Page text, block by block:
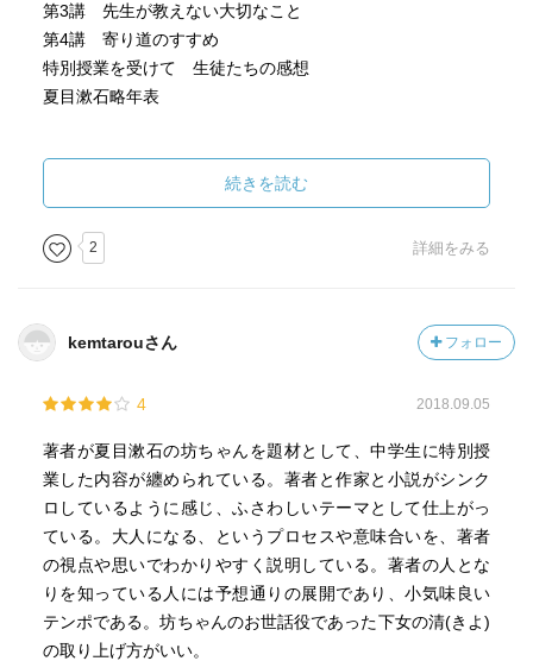
第3講 先生が教えない大切なこと
第4講 寄り道のすすめ
特別授業を受けて 生徒たちの感想
夏目漱石略年表
いつの頃からか、「読み聞かせをすれば賢くなる」「読書
をすれば賢くなる」と勘違いする親が増えてきた。
●本ばかり(6頁)
私は本が好きだったが、「本ばかり読むな」「本を読むと
●読書が(7頁)
読書が人生を変えることもある。
インの『引き裂かれた自己』だった。
●『坊っちゃん』(32頁)
『坊っちゃん』は、子どもが大人になっていくある種の過
程です。その過程は松山の中学校を舞台に、教員の世界と
して描かれている。その裏に流れているのは、大人になっ
て日本の世間とどう折り合うか、すでに折り合って生きて
いる人をどう見たらいいのかということです。
●大人になる(43頁)
「自分で考えるしかない」
続きを読む
2 詳細をみる
kemtarouさん フォロー
4 2018.09.05
著者が夏目漱石の坊ちゃんを題材として、中学生に特別授
業した内容が纏められている。著者と作家と小説がシンク
ロしているように感じ、ふさわしいテーマとして仕上がっ
ている。大人になる、というプロセスや意味合いを、著者
の視点や思いでわかりやすく説明している。著者の人とな
りを知っている人には予想通りの展開であり、小気味良い
テンポである。坊ちゃんのお世話役であった下女の清(きよ)
の取り上げ方がいい。